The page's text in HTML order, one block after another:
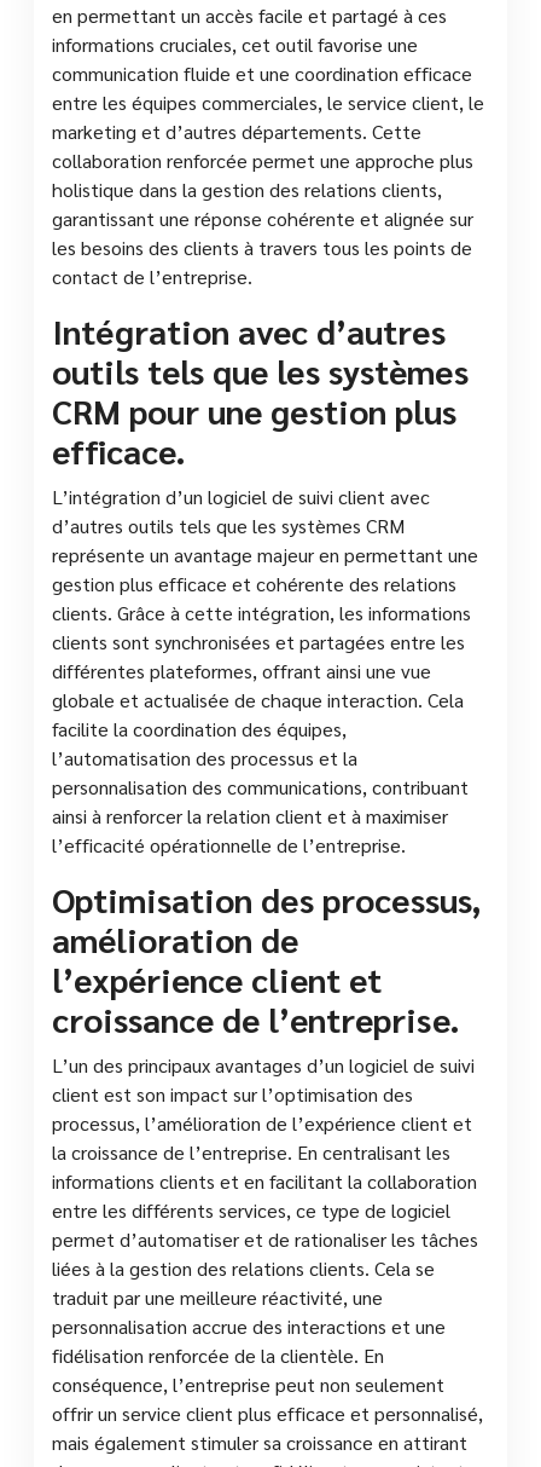
en permettant un accès facile et partagé à ces
informations cruciales, cet outil favorise une
communication fluide et une coordination efficace
entre les équipes commerciales, le service client, le
marketing et d’autres départements. Cette
collaboration renforcée permet une approche plus
holistique dans la gestion des relations clients,
garantissant une réponse cohérente et alignée sur
les besoins des clients à travers tous les points de
contact de l’entreprise.
Intégration avec d’autres
outils tels que les systèmes
CRM pour une gestion plus
efficace.
L’intégration d’un logiciel de suivi client avec
d’autres outils tels que les systèmes CRM
représente un avantage majeur en permettant une
gestion plus efficace et cohérente des relations
clients. Grâce à cette intégration, les informations
clients sont synchronisées et partagées entre les
différentes plateformes, offrant ainsi une vue
globale et actualisée de chaque interaction. Cela
facilite la coordination des équipes,
l’automatisation des processus et la
personnalisation des communications, contribuant
ainsi à renforcer la relation client et à maximiser
l’efficacité opérationnelle de l’entreprise.
Optimisation des processus,
amélioration de
l’expérience client et
croissance de l’entreprise.
L’un des principaux avantages d’un logiciel de suivi
client est son impact sur l’optimisation des
processus, l’amélioration de l’expérience client et
la croissance de l’entreprise. En centralisant les
informations clients et en facilitant la collaboration
entre les différents services, ce type de logiciel
permet d’automatiser et de rationaliser les tâches
liées à la gestion des relations clients. Cela se
traduit par une meilleure réactivité, une
personnalisation accrue des interactions et une
fidélisation renforcée de la clientèle. En
conséquence, l’entreprise peut non seulement
offrir un service client plus efficace et personnalisé,
mais également stimuler sa croissance en attirant